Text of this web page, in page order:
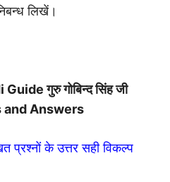
लिखें।
गुरु गोबिन्द सिंह जी
Answers
प्रश्नों के उत्तर सही विकल्प